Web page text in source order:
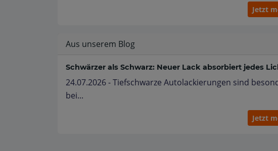
Jetzt
Aus unserem Blog
Schwärzer als Schwarz: Neuer Lack absorbiert jedes
24.07.2026 - Tiefschwarze Autolackierungen sind
bei...
Jetzt